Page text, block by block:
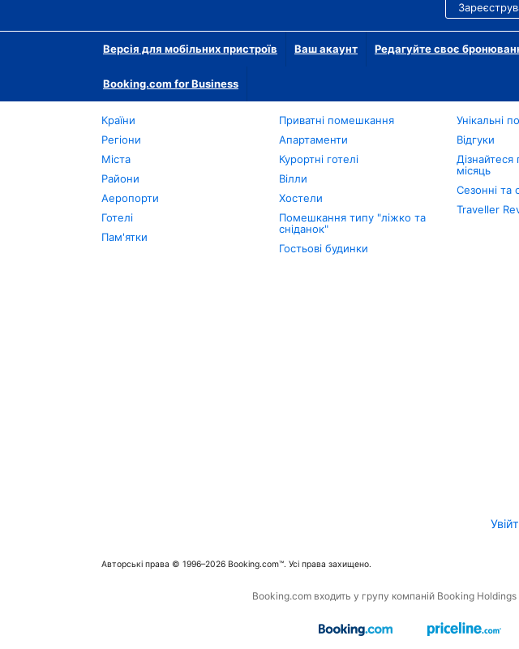
Версія для мобільних пристроїв Ваш акаунт Редагуйте своє
Booking.com for Business
Країни
Регіони
Міста
Райони
Аеропорти
Готелі
Пам'ятки
Приватні помешкання
Апартаменти
Курортні готелі
Вілли
Хостели
Помешкання типу "ліжко та
сніданок"
Гостьові будинки
Унікальні
Відгуки
місяць
Сезонні та
Traveller
Авторські права © 1996–2026 Booking.com™. Усі права захищено.
Booking.com входить у групу компаній Booking Holdings